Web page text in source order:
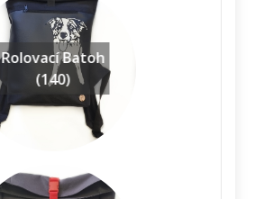
Rolovací Batoh
(140)